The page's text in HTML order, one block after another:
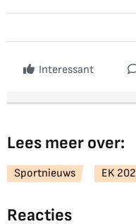
Interessant
Lees meer over:
Sportnieuws EK
Reacties